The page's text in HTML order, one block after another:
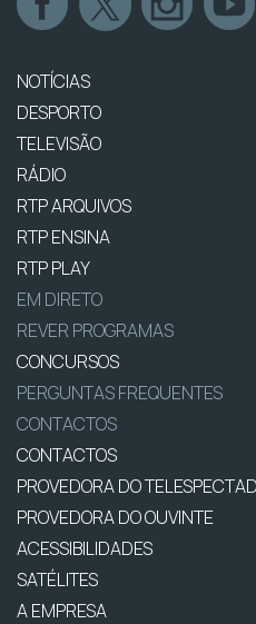
NOTÍCIAS
DESPORTO
TELEVISÃO
RÁDIO
RTP ARQUIVOS
RTP ENSINA
RTP PLAY
EM DIRETO
REVER PROGRAMAS
CONCURSOS
PERGUNTAS FREQUENTES
CONTACTOS
CONTACTOS
PROVEDORA DO
PROVEDORA DO OUVINTE
ACESSIBILIDADES
SATÉLITES
A EMPRESA